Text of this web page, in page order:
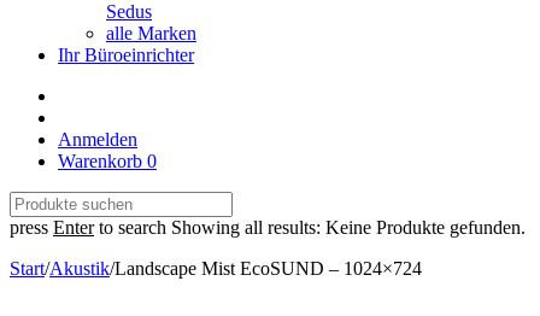
Sedus
alle Marken
Ihr Büroeinrichter
Anmelden
Warenkorb 0
press Enterto search Showing all results: Keine Produkte gefunden.
Start/Akustik/Landscape Mist EcoSUND – 1024×724